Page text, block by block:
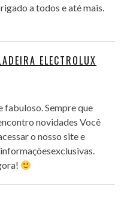
a todos e até mais.
ELECTROLUX
fabuloso. Sempre que
novidades Você
o nosso site e